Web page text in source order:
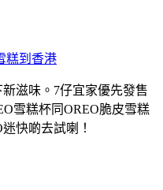
滋味。7仔宜家優先發售
雪糕杯同OREO脆皮雪糕
快啲去試喇！